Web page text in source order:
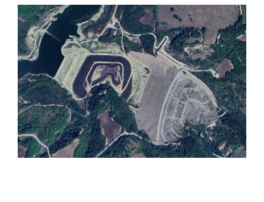
Intervento di stabilizzazione
e messa in sicurezza del
versante destro dell’invaso
e dell’opera di presa della
diga di Casanuova sul
fiume Chiascio